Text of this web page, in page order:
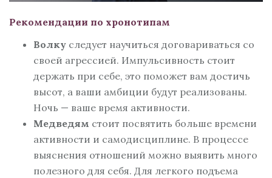
Рекомендации по хронотипам
Волку следует научиться договариваться со
своей агрессией. Импульсивность стоит
держать при себе, это поможет вам достичь
высот, а ваши амбиции будут реализованы.
Ночь — ваше время активности.
Медведям стоит посвятить больше времени
активности и самодисциплине. В процессе
выяснения отношений можно выявить много
полезного для себя. Для легкого подъема